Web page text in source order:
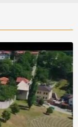
çeşitli kişisel
bilgi
daha işlevsel
yönelik
amaçlarıyla
alan panel